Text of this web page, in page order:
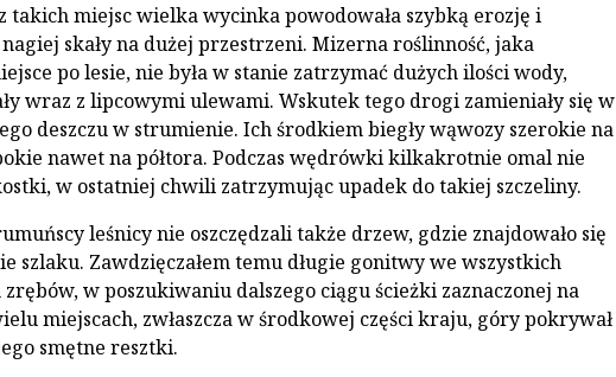
takich miejsc wielka wycinka powodowała szybką erozję i
nagiej skały na dużej przestrzeni. Mizerna roślinność, jaka
po lesie, nie była w stanie zatrzymać dużych ilości wody,
wraz z lipcowymi ulewami. Wskutek tego drogi zamieniały się w
deszczu w strumienie. Ich środkiem biegły wąwozy szerokie na
nawet na półtora. Podczas wędrówki kilkakrotnie omal nie
w ostatniej chwili zatrzymując upadek do takiej szczeliny.
leśnicy nie oszczędzali także drzew, gdzie znajdowało się
szlaku. Zawdzięczałem temu długie gonitwy we wszystkich
w poszukiwaniu dalszego ciągu ścieżki zaznaczonej na
miejscach, zwłaszcza w środkowej części kraju, góry pokrywał
smętne resztki.